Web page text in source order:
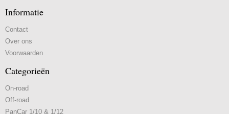
Informatie
Contact
Over ons
Voorwaarden
Categorieën
On-road
Off-road
PanCar 1/10 & 1/12